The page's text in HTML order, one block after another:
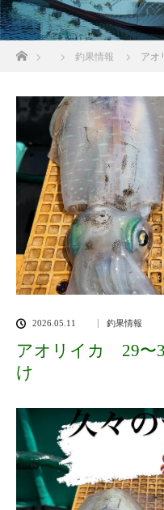
釣果情報 アオ
2026.05.11 釣果情報
アオリイカ 29〜
け